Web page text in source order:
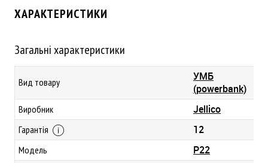
ХАРАКТЕРИСТИКИ
Загальні характеристики
Вид товару
УМБ
(powerbank)
Виробник Jellico
Гарантія 12
Модель P22